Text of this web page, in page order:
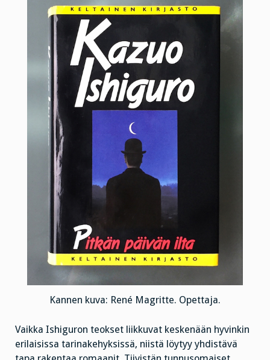
Kannen kuva: René Magritte. Opettaja.
Vaikka Ishiguron teokset liikkuvat keskenään hyvinkin
erilaisissa tarinakehyksissä, niistä löytyy yhdistävä